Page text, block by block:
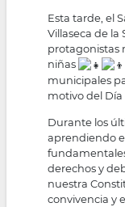
Esta tarde, el
Villaseca de la
protagonistas
niñas
municipales
motivo del Día
Durante los
aprendiendo
derechos y
nuestra
convivencia y